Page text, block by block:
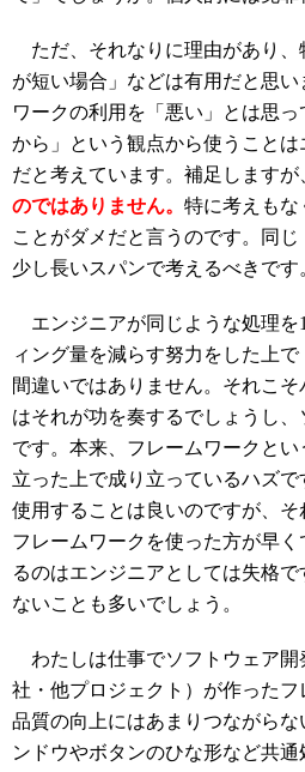
ただ、それなりに理由があり、
が短い場合」などは有用だと思
ワークの利用を「悪い」とは思
から」という観点から使うこと
だと考えています。補足しますが
のではありません。 特に考えもな
ことがダメだと言うのです。同
少し長いスパンで考えるべきです
エンジニアが同じような処理を
ィング量を減らす努力をした上
間違いではありません。それこ
はそれが功を奏するでしょうし
です。本来、フレームワークと
立った上で成り立っているハズ
使用することは良いのですが、
フレームワークを使った方が早く
るのはエンジニアとしては失格
ないことも多いでしょう。
わたしは仕事でソフトウェア開
社・他プロジェクト）が作った
品質の向上にはあまりつながら
ンドウやボタンのひな形など共